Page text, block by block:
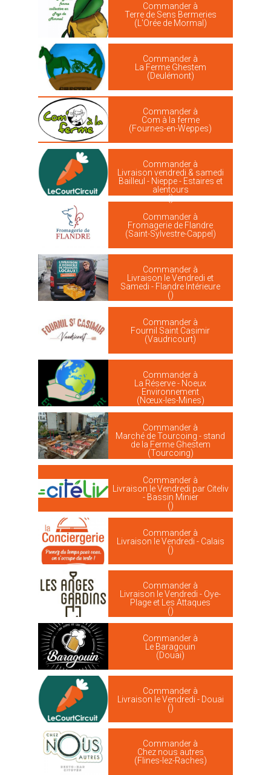
Commander à
Terre de Sens Bermeries
(L'Orée de Mormal)
Commander à
La Ferme Ghestem
(Deulémont)
Commander à
Com à la ferme
(Fournes-en-Weppes)
Commander à
Livraison vendredi & samedi
Bailleul - Nieppe - Estaires et
alentours
()
Commander à
Fromagerie de Flandre
(Saint-Sylvestre-Cappel)
Commander à
Livraison le Vendredi et
Samedi - Flandre Intérieure
()
Commander à
Fournil Saint Casimir
(Vaudricourt)
Commander à
La Réserve - Noeux
Environnement
(Nœux-les-Mines)
Commander à
Marché de Tourcoing - stand
de la Ferme Ghestem
(Tourcoing)
Commander à
Livraison le Vendredi par Citeliv
- Bassin Minier
()
Commander à
Livraison le Vendredi - Calais
()
Commander à
Livraison le Vendredi - Oye-
Plage et Les Attaques
()
Commander à
Le Baragouin
(Douai)
Commander à
Livraison le Vendredi - Douai
()
Commander à
Chez nous autres
(Flines-lez-Raches)